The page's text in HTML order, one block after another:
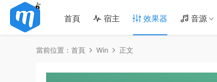
首頁 宿主 效果器 音源
當前位置： 首頁 Win 正文